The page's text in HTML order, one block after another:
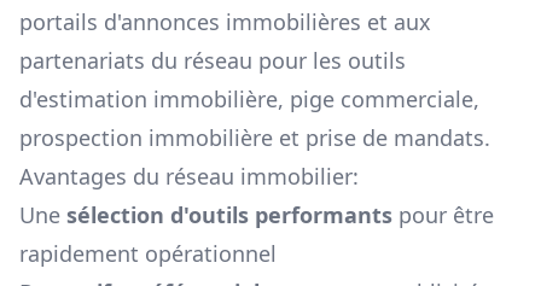
portails d'annonces immobilières et aux
partenariats du réseau pour les outils
d'estimation immobilière, pige commerciale,
prospection immobilière et prise de mandats.
Avantages du réseau immobilier:
Une sélection d'outils performants pour être
rapidement opérationnel